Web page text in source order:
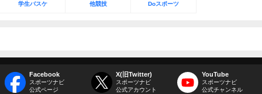
学生バスケ 他競技 Doスポーツ
Facebook
スポーツナビ
公式ページ
X(旧Twitter)
スポーツナビ
公式アカウント
YouTube
スポーツナビ
公式チャンネル